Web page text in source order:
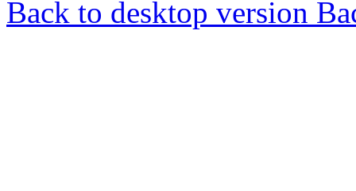
Back to desktop version